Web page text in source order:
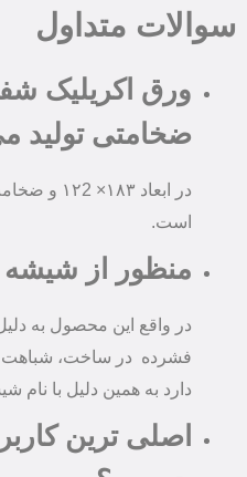
سوالات متداول
ورق اکریلیک
ضخامتی تولید
است.
منظور از
در واقع این محصول به دلیل
فشرده در ساخت، شباهت
دارد به همین دلیل با نام
اصلی ترین